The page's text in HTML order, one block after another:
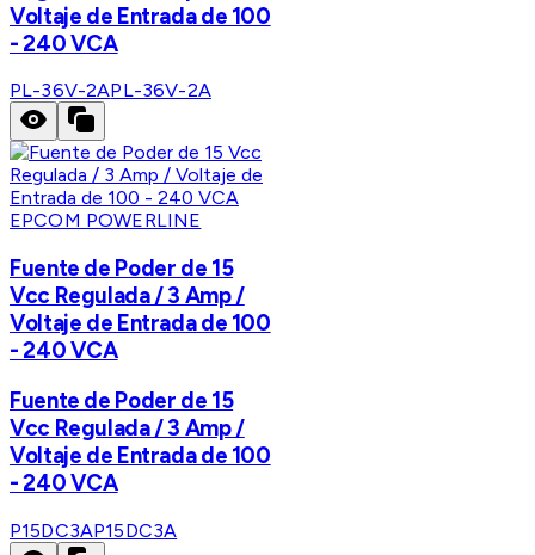
Voltaje de Entrada de 100
- 240 VCA
PL-36V-2APL-36V-2A
EPCOM POWERLINE
Fuente de Poder de 15
Vcc Regulada / 3 Amp /
Voltaje de Entrada de 100
- 240 VCA
Fuente de Poder de 15
Vcc Regulada / 3 Amp /
Voltaje de Entrada de 100
- 240 VCA
P15DC3AP15DC3A